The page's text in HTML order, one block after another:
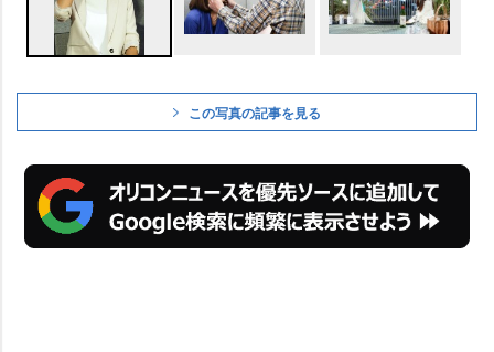
この写真の記事を見る